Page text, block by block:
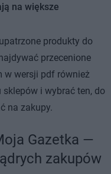
na większe
produkty do
przecenione
w wersji pdf również
i wybrać ten, do
na zakupy.
Gazetka —
zakupów